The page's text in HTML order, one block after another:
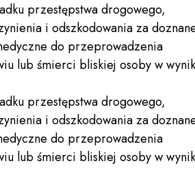
przestępstwa drogowego,
i odszkodowania za
do przeprowadzenia
lub śmierci bliskiej osoby w
przestępstwa drogowego,
i odszkodowania za
do przeprowadzenia
lub śmierci bliskiej osoby w